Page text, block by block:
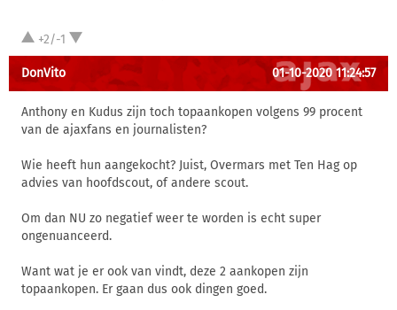
+2/-1
DonVito 01-10-2020 11:24:57
Anthony en Kudus zijn toch topaankopen volgens 99 procent
van de ajaxfans en journalisten?
Wie heeft hun aangekocht? Juist, Overmars met Ten Hag op
advies van hoofdscout, of andere scout.
Om dan NU zo negatief weer te worden is echt super
ongenuanceerd.
Want wat je er ook van vindt, deze 2 aankopen zijn
topaankopen. Er gaan dus ook dingen goed.